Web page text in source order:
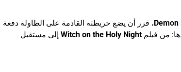
، قرر أن يضع خريطته القادمة على الطاولة دفعة
من فيلمWitch on the Holy Night إلى مستقبل